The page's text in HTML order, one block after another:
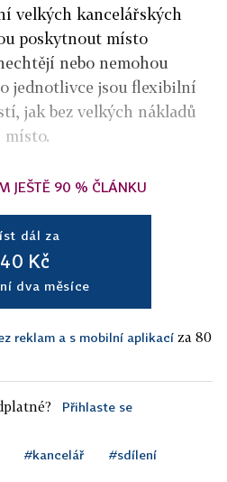
velkých kancelářských
poskytnout místo
nebo nemohou
jednotlivce jsou flexibilní
jak bez velkých nákladů
JEŠTĚ 90 % ČLÁNKU
dál za
40 Kč
dva měsíce
reklam a s mobilní aplikací za 80
Přihlaste se
#kancelář #sdílení